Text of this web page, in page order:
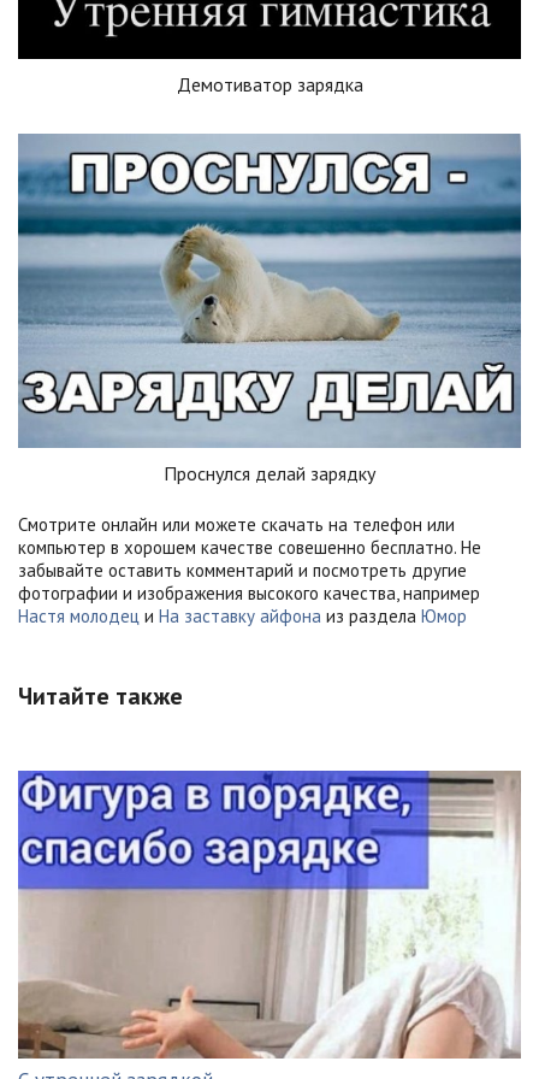
Демотиватор зарядка
Проснулся делай зарядку
Смотрите онлайн или можете скачать на телефон или
компьютер в хорошем качестве совешенно бесплатно. Не
забывайте оставить комментарий и посмотреть другие
фотографии и изображения высокого качества, например
Настя молодец и На заставку айфона из раздела Юмор
Читайте также